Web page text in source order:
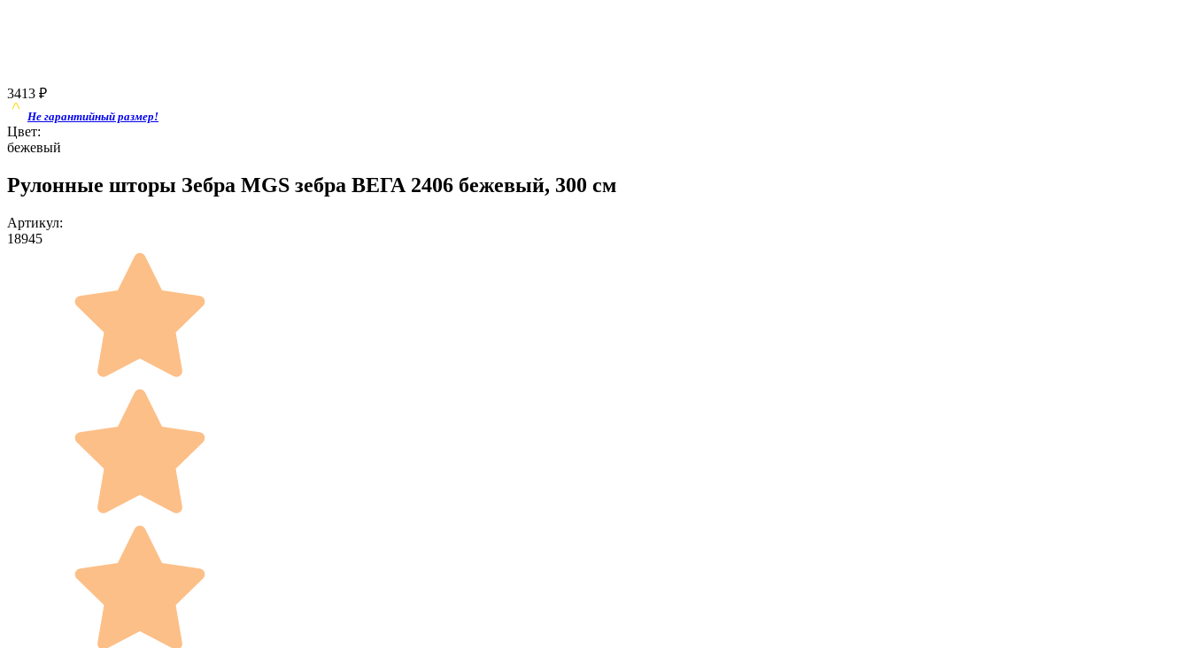
3413 ₽
Не гарантийный размер!
Цвет:
бежевый
Рулонные шторы Зебра MGS зебра ВЕГА 2406 бежевый, 300 см
Артикул:
18945